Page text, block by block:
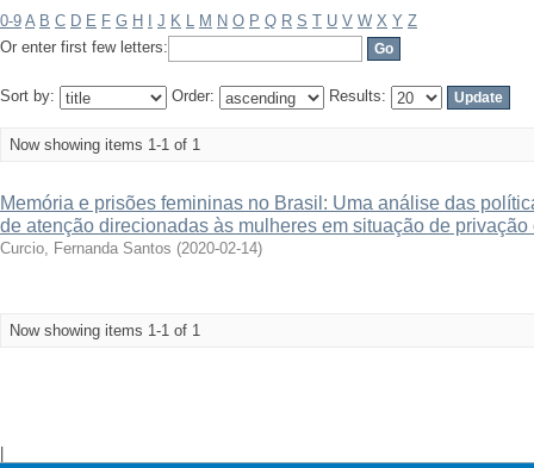
0-9 A B C D E F G H J K L M N O P Q R S T U V W X Y Z
Or enter first few letters:
Sort by: Order: Results:
Now showing items 1-1 of 1
Memória e prisões femininas no Brasil: Uma análise das
de atenção direcionadas às mulheres em situação de
Curcio, Fernanda Santos (2020-02-14)
Now showing items 1-1 of 1